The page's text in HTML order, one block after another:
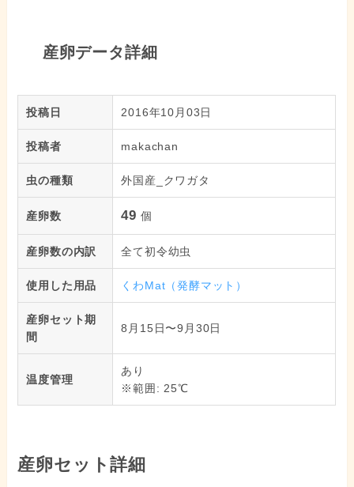
産卵データ詳細
投稿日 2016年10月03日
投稿者 makachan
虫の種類 外国産_クワガタ
産卵数 49 個
産卵数の内訳 全て初令幼虫
使用した用品 くわMat（発酵マット）
産卵セット期
間
8月15日〜9月30日
温度管理
あり
※範囲: 25℃
産卵セット詳細